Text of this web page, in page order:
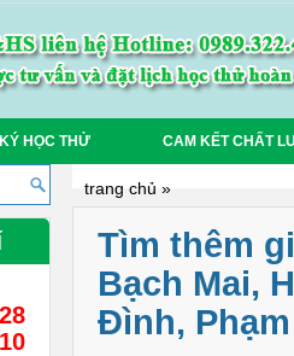
HỌC THỬ CAM KẾT CHẤT
trang chủ »
Tìm thêm
Bạch Mai,
Đình,